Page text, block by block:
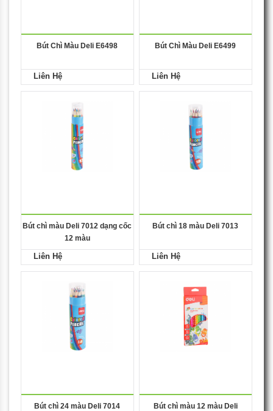
Bút Chì Màu Deli E6498
Liên Hệ
Bút Chì Màu Deli E6499
Liên Hệ
Bút chì màu Deli 7012 dạng cốc
12 màu
Liên Hệ
Bút chì 18 màu Deli 7013
Liên Hệ
Bút chì 24 màu Deli 7014
Bút chì màu 12 màu Deli